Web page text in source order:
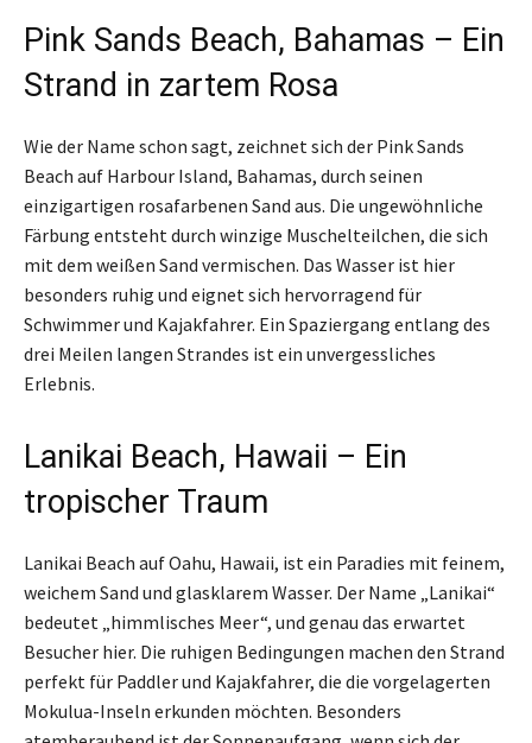
Pink Sands Beach, Bahamas – Ein
Strand in zartem Rosa
Wie der Name schon sagt, zeichnet sich der Pink Sands
Beach auf Harbour Island, Bahamas, durch seinen
einzigartigen rosafarbenen Sand aus. Die ungewöhnliche
Färbung entsteht durch winzige Muschelteilchen, die sich
mit dem weißen Sand vermischen. Das Wasser ist hier
besonders ruhig und eignet sich hervorragend für
Schwimmer und Kajakfahrer. Ein Spaziergang entlang des
drei Meilen langen Strandes ist ein unvergessliches
Erlebnis.
Lanikai Beach, Hawaii – Ein
tropischer Traum
Lanikai Beach auf Oahu, Hawaii, ist ein Paradies mit feinem,
weichem Sand und glasklarem Wasser. Der Name „Lanikai“
bedeutet „himmlisches Meer“, und genau das erwartet
Besucher hier. Die ruhigen Bedingungen machen den Strand
perfekt für Paddler und Kajakfahrer, die die vorgelagerten
Mokulua-Inseln erkunden möchten. Besonders